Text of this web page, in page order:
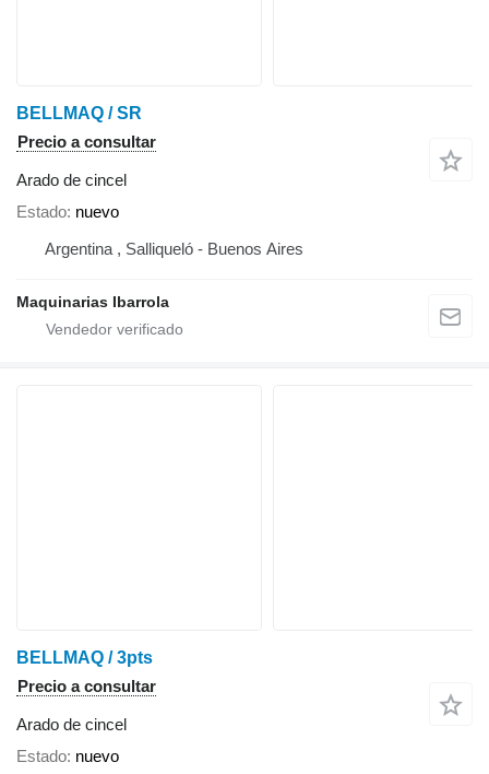
BELLMAQ / SR
Precio a consultar
Arado de cincel
Estado nuevo
Argentina , Salliqueló - Buenos Aires
Maquinarias Ibarrola
BELLMAQ / 3pts
Precio a consultar
Arado de cincel
Estado nuevo